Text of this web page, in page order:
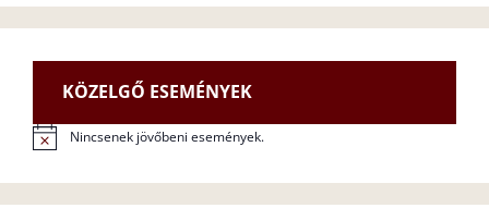
KÖZELGŐ ESEMÉNYEK
N
Nincsenek jövőbeni események.